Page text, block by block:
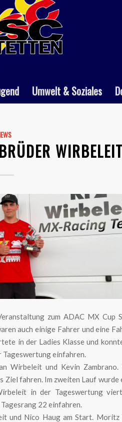
Umwelt & Soziales
WIRBELEIT
zum ADAC MX Cup
auch einige Fahrer und eine
in der Ladies Klasse und
Tageswertung einfahren.
Wirbeleit und Kevin Zambrano.
Ziel fahren. Im zweiten Lauf wurde
in der Tageswertung
22 einfahren.
und Nico Haug am Start.